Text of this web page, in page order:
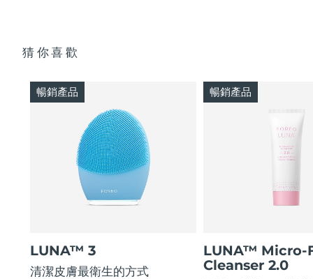
猜你喜歡
LUNA™ 3
清潔皮膚最衛生的方式
暢銷產品
LUNA™ Micro-
Cleanser 2.0
暢銷產品